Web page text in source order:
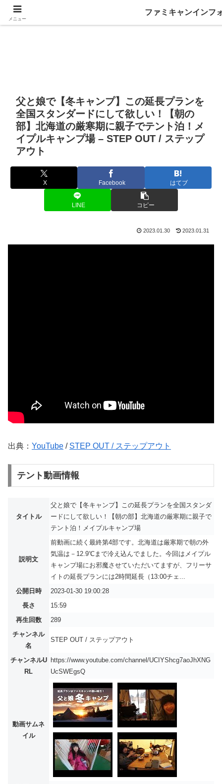
父と娘で【冬キャンプ】この延長プランを
全国スタンダードにして欲しい！【朝の
部】北海道の厳寒期に親子でテント泊！メ
イプルキャンプ場 – STEP OUT / ステップ
アウト
X Facebook はてブ
LINE コピー
2023.01.30 2023.01.31
出典： YouTube / STEP OUT / ステップアウト
テント動画情報
タイトル
父と娘で【冬キャンプ】この延長プランを全国スタンダ
ードにして欲しい！【朝の部】北海道の厳寒期に親子で
テント泊！メイプルキャンプ場
説明文
前動画に続く最終第4部です。北海道は厳寒期で朝の外
気温は－12.9℃まで冷え込んでました。今回はメイプル
キャンプ場にお邪魔させていただいてますが、フリーサ
イトの延長プランには2時間延長（13:00チェ...
公開日時
2023-01-30 19:00:28
長さ
15:59
再生回数
289
チャンネル
名
STEP OUT / ステップアウト
チャンネルU
RL
https://www.youtube.com/channel/UCIYShcg7aoJhXNG
UcSWEgsQ
動画サムネ
イル
メニュー
ファミキャンインフ